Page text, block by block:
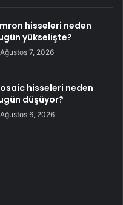
hisseleri neden
yükselişte?
Ağustos 7, 2026
hisseleri neden
düşüyor?
Ağustos 6, 2026